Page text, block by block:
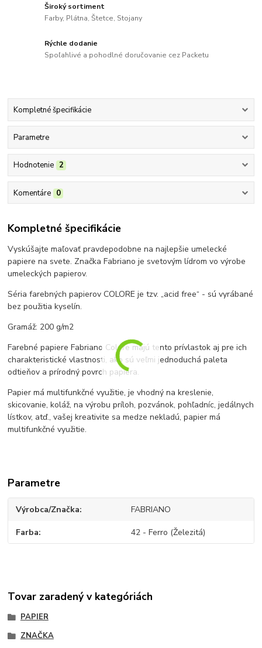
Široký sortiment
Farby, Plátna, Štetce, Stojany
Rýchle dodanie
Spoľahlivé a pohodlné doručovanie cez Packetu
Kompletné špecifikácie
Parametre
Hodnotenie 2
Komentáre 0
Kompletné špecifikácie
Vyskúšajte maľovať pravdepodobne na najlepšie umelecké
papiere na svete. Značka Fabriano je svetovým lídrom vo výrobe
umeleckých papierov.
Séria farebných papierov COLORE je tzv. „acid free“ - sú vyrábané
bez použitia kyselín.
Gramáž: 200 g/m2
Farebné papiere Fabriano Colore majú tento prívlastok aj pre ich
charakteristické vlastnosti, ako sú veľmi jednoduchá paleta
odtieňov a prírodný povrch papiera.
Papier má multifunkčné využitie, je vhodný na kreslenie,
skicovanie, koláž, na výrobu príloh, pozvánok, pohľadníc, jedálnych
lístkov, atď., vašej kreativite sa medze nekladú, papier má
multifunkčné využitie.
Parametre
Výrobca/Značka FABRIANO
Farba 42 - Ferro (Železitá)
Tovar zaradený v kategóriách
PAPIER
ZNAČKA